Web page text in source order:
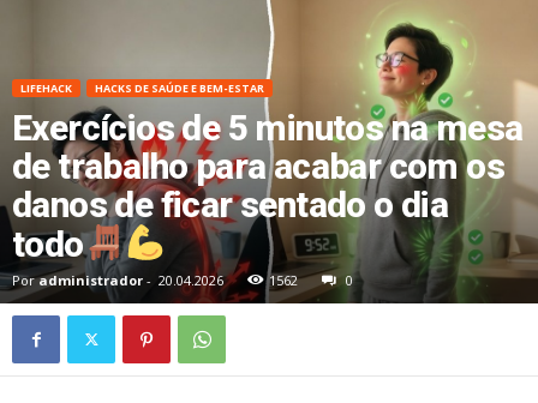
LIFEHACK HACKS DE SAÚDE E BEM-ESTAR
Exercícios de 5 minutos na mesa
de trabalho para acabar com os
danos de ficar sentado o dia
todo
Por administrador - 20.04.2026 1562 0